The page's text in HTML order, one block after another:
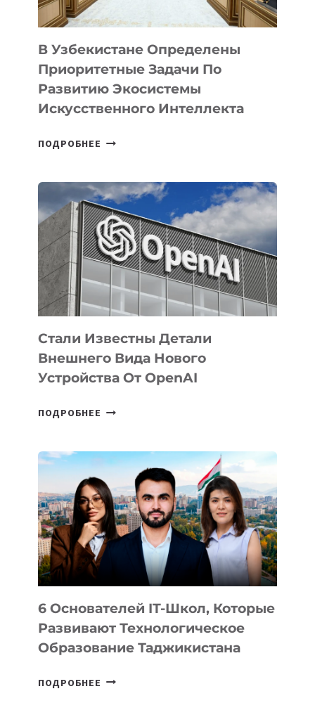
В Узбекистане Определены
Приоритетные Задачи По
Развитию Экосистемы
Искусственного Интеллекта
ПОДРОБНЕЕ
ПРИОРИТЕТНЫЕ
ЗАДАЧИ
ПО
РАЗВИТИЮ
ЭКОСИСТЕМЫ
ИСКУССТВЕННОГО
ИНТЕЛЛЕКТА
Стали Известны Детали
Внешнего Вида Нового
Устройства От OpenAI
ПОДРОБНЕЕ СТАЛИ
ВНЕШНЕГО
ВИДА
НОВОГО
УСТРОЙСТВА
ОТ
OPENAI
6 Основателей IT-Школ, Которые
Развивают Технологическое
Образование Таджикистана
ПОДРОБНЕЕ